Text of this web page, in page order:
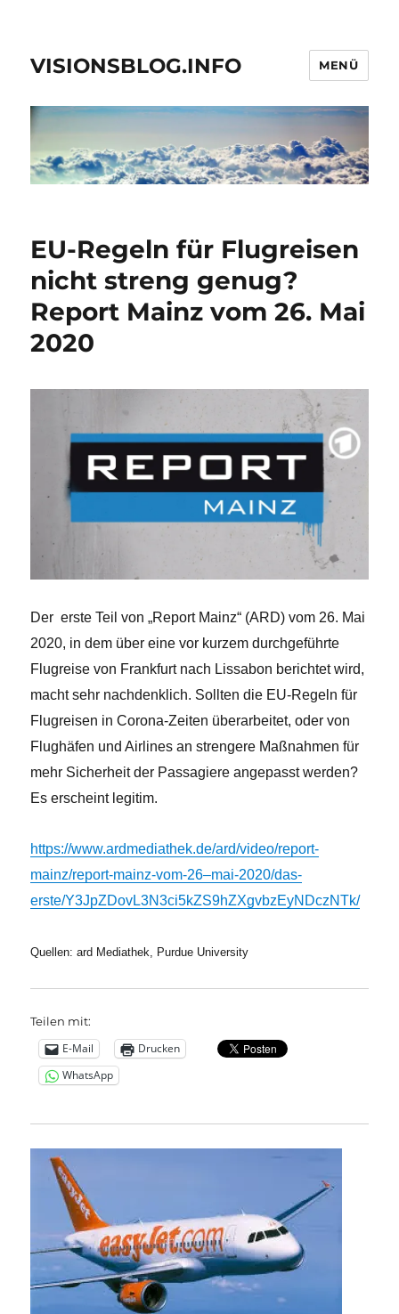
VISIONSBLOG.INFO MENÜ
EU-Regeln für Flugreisen
nicht streng genug?
Report Mainz vom 26. Mai
2020
Der erste Teil von „Report Mainz“ (ARD) vom 26. Mai
2020, in dem über eine vor kurzem durchgeführte
Flugreise von Frankfurt nach Lissabon berichtet wird,
macht sehr nachdenklich. Sollten die EU-Regeln für
Flugreisen in Corona-Zeiten überarbeitet, oder von
Flughäfen und Airlines an strengere Maßnahmen für
mehr Sicherheit der Passagiere angepasst werden?
Es erscheint legitim.
https://www.ardmediathek.de/ard/video/report-
mainz/report-mainz-vom-26–mai-2020/das-
erste/Y3JpZDovL3N3ci5kZS9hZXgvbzEyNDczNTk/
Quellen: ard Mediathek, Purdue University
Teilen mit:
E-Mail
Drucken
WhatsApp